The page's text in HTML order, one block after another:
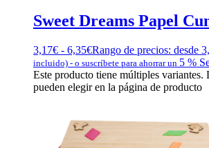
Sweet Dreams Papel
3,17€ - 6,35€Rango de precios: desde
incluido) - o suscríbete para ahorrar un 5 %
Este producto tiene múltiples variantes.
pueden elegir en la página de producto